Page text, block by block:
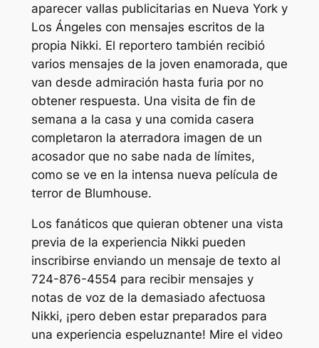
aparecer vallas publicitarias en Nueva York y
Los Ángeles con mensajes escritos de la
propia Nikki. El reportero también recibió
varios mensajes de la joven enamorada, que
van desde admiración hasta furia por no
obtener respuesta. Una visita de fin de
semana a la casa y una comida casera
completaron la aterradora imagen de un
acosador que no sabe nada de límites,
como se ve en la intensa nueva película de
terror de Blumhouse.
Los fanáticos que quieran obtener una vista
previa de la experiencia Nikki pueden
inscribirse enviando un mensaje de texto al
724-876-4554 para recibir mensajes y
notas de voz de la demasiado afectuosa
Nikki, ¡pero deben estar preparados para
una experiencia espeluznante! Mire el video